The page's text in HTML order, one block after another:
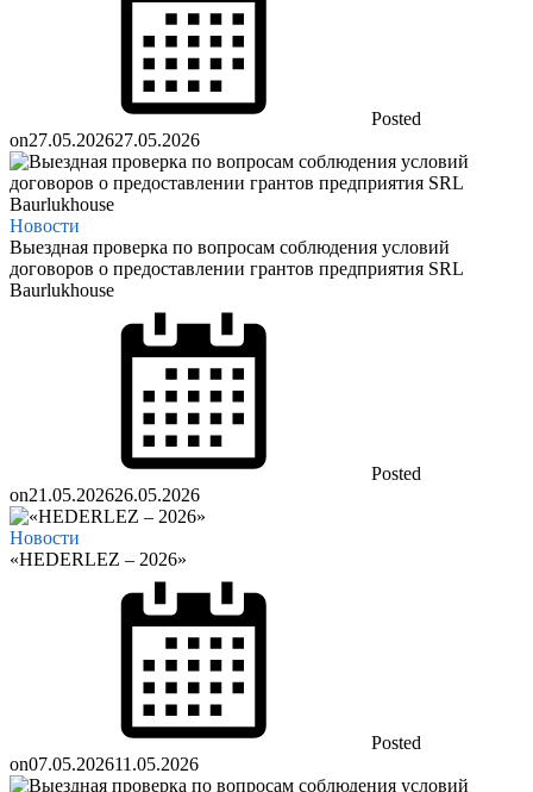
Posted
on27.05.202627.05.2026
Новости
Выездная проверка по вопросам соблюдения условий
договоров о предоставлении грантов предприятия SRL
Baurlukhouse
Posted
on21.05.202626.05.2026
Новости
«HEDERLEZ – 2026»
Posted
on07.05.202611.05.2026